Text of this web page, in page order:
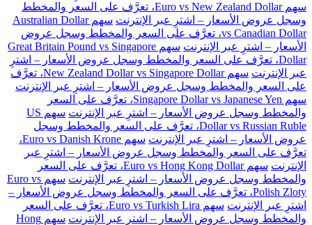
سهم Euro vs New Zealand Dollar، تعرَّف على السعر والمخطط
وسجل عروض الأسعار – اشترِ عبر الإنترنت
سهم Australian Dollar
vs Canadian Dollar، تعرَّف على السعر والمخطط وسجل عروض
الأسعار – اشترِ عبر الإنترنت
سهم Great Britain Pound vs Singapore
Dollar، تعرَّف على السعر والمخطط وسجل عروض الأسعار – اشترِ
عبر الإنترنت
سهم New Zealand Dollar vs Singapore Dollar، تعرَّف
على السعر والمخطط وسجل عروض الأسعار – اشترِ عبر الإنترنت
سهم Singapore Dollar vs Japanese Yen، تعرَّف على السعر
والمخطط وسجل عروض الأسعار – اشترِ عبر الإنترنت
سهم US
Dollar vs Russian Ruble، تعرَّف على السعر والمخطط وسجل
عروض الأسعار – اشترِ عبر الإنترنت
سهم Euro vs Danish Krone،
تعرَّف على السعر والمخطط وسجل عروض الأسعار – اشترِ عبر
الإنترنت
سهم Euro vs Hong Kong Dollar، تعرَّف على السعر
والمخطط وسجل عروض الأسعار – اشترِ عبر الإنترنت
سهم Euro vs
Polish Zloty، تعرَّف على السعر والمخطط وسجل عروض الأسعار –
اشترِ عبر الإنترنت
سهم Euro vs Turkish Lira، تعرَّف على السعر
والمخطط وسجل عروض الأسعار – اشترِ عبر الإنترنت
سهم Hong